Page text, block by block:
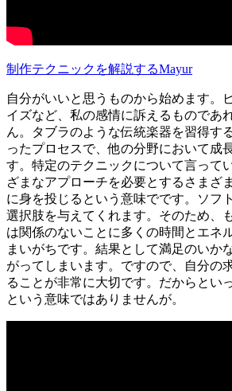
制作テクニックを解説するMayur
自分がいいと思うものから始めます。
イズなど、私の感情に訴えるものであ
ん。タブラのような伝統楽器を習得す
ったプロセスで、他の分野において成
す。特定のテクニックについて言って
ざまなアプローチを必要とするさまざ
に身を投じるという意味でです。ソフ
選択肢を与えてくれます。そのため、
は関係のないことに多くの時間とエネ
まいがちです。結果として満足のいか
がってしまいます。ですので、自分の
ることが非常に大切です。だからとい
という意味ではありませんが。